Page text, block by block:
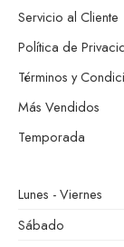
Servicio al Cliente
Política de
Términos y
Más Vendidos
Temporada
Lunes - Viernes
Sábado